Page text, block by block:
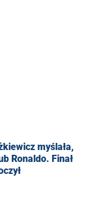
myślała,
Ronaldo. Finał